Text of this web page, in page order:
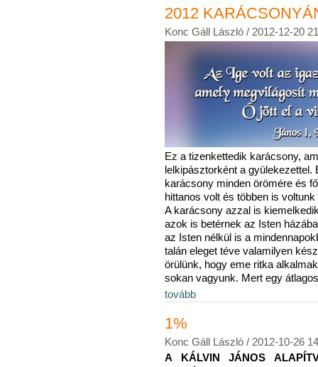
2012
Konc Gáll László / 2012-12-20
Ez a tizenkettedik karácsony,
lelkipásztorként a
karácsony minden örömére és
hittanos volt és többen is
A karácsony azzal is
azok is betérnek az Isten
az Isten nélkül is a
talán eleget téve valamilyen
örülünk, hogy eme ritka
sokan vagyunk. Mert egy
tovább
1%
Konc Gáll László / 2012-10-26
A KÁLVIN JÁNOS